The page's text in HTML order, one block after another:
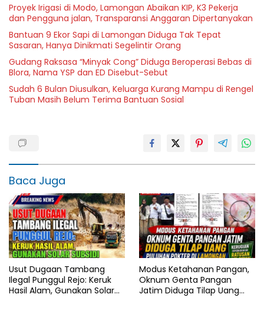
Proyek Irigasi di Modo, Lamongan Abaikan KIP, K3 Pekerja
dan Pengguna jalan, Transparansi Anggaran Dipertanyakan
Bantuan 9 Ekor Sapi di Lamongan Diduga Tak Tepat
Sasaran, Hanya Dinikmati Segelintir Orang
Gudang Raksasa “Minyak Cong” Diduga Beroperasi Bebas di
Blora, Nama YSP dan ED Disebut-Sebut
Sudah 6 Bulan Diusulkan, Keluarga Kurang Mampu di Rengel
Tuban Masih Belum Terima Bantuan Sosial
Baca Juga
Usut Dugaan Tambang
Ilegal Punggul Rejo: Keruk
Hasil Alam, Gunakan Solar
Modus Ketahanan Pangan,
Oknum Genta Pangan
Jatim Diduga Tilap Uang